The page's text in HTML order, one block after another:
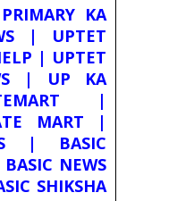
KA
| UPTET
| UPTET
| UP KA
|
MART |
| BASIC
NEWS
SHIKSHA